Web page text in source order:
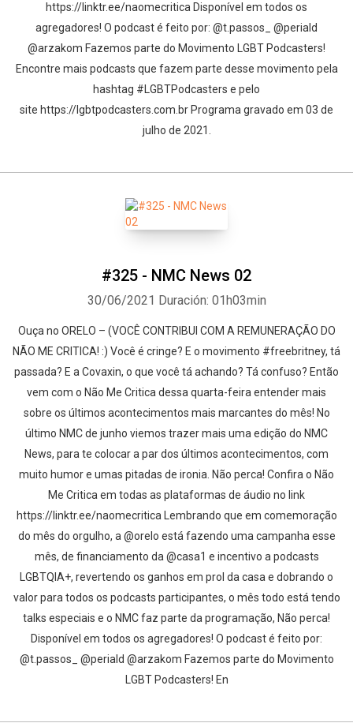
https://linktr.ee/naomecritica Disponível em todos os
agregadores! O podcast é feito por: @t.passos_ @periald
@arzakom Fazemos parte do Movimento LGBT Podcasters!
Encontre mais podcasts que fazem parte desse movimento pela
hashtag #LGBTPodcasters e pelo
site https://lgbtpodcasters.com.br Programa gravado em 03 de
julho de 2021.
#325 - NMC News 02
30/06/2021 Duración: 01h03min
Ouça no ORELO – (VOCÊ CONTRIBUI COM A REMUNERAÇÃO DO
NÃO ME CRITICA! :) Você é cringe? E o movimento #freebritney, tá
passada? E a Covaxin, o que você tá achando? Tá confuso? Então
vem com o Não Me Critica dessa quarta-feira entender mais
sobre os últimos acontecimentos mais marcantes do mês! No
último NMC de junho viemos trazer mais uma edição do NMC
News, para te colocar a par dos últimos acontecimentos, com
muito humor e umas pitadas de ironia. Não perca! Confira o Não
Me Critica em todas as plataformas de áudio no link
https://linktr.ee/naomecritica Lembrando que em comemoração
do mês do orgulho, a @orelo está fazendo uma campanha esse
mês, de financiamento da @casa1 e incentivo a podcasts
LGBTQIA+, revertendo os ganhos em prol da casa e dobrando o
valor para todos os podcasts participantes, o mês todo está tendo
talks especiais e o NMC faz parte da programação, Não perca!
Disponível em todos os agregadores! O podcast é feito por:
@t.passos_ @periald @arzakom Fazemos parte do Movimento
LGBT Podcasters! En